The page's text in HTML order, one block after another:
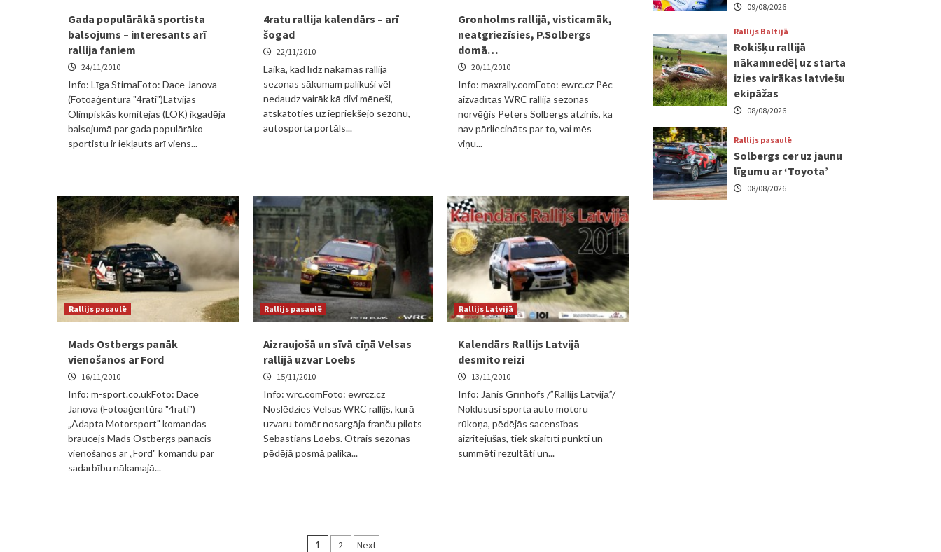
Gada populārākā sportista
balsojums – interesants arī
rallija faniem
24/11/2010
Info: Līga StirnaFoto: Dace Janova
(Fotoaģentūra "4rati")Latvijas
Olimpiskās komitejas (LOK) ikgadēja
balsojumā par gada populārāko
sportistu ir iekļauts arī viens...
4ratu rallija kalendārs – arī
šogad
22/11/2010
Laikā, kad līdz nākamās rallija
sezonas sākumam palikuši vēl
nedaudz vairāk kā divi mēneši,
atskatoties uz iepriekšējo sezonu,
autosporta portāls...
Gronholms rallijā, visticamāk,
neatgriezīsies, P.Solbergs
domā…
20/11/2010
Info: maxrally.comFoto: ewrc.cz Pēc
aizvadītās WRC rallija sezonas
norvēģis Peters Solbergs atzinis, ka
nav pārliecināts par to, vai mēs
viņu...
Rallijs pasaulē
Mads Ostbergs panāk
vienošanos ar Ford
16/11/2010
Info: m-sport.co.ukFoto: Dace
Janova (Fotoaģentūra "4rati")
„Adapta Motorsport" komandas
braucējs Mads Ostbergs panācis
vienošanos ar „Ford" komandu par
sadarbību nākamajā...
Rallijs pasaulē
Aizraujošā un sīvā cīņā Velsas
rallijā uzvar Loebs
15/11/2010
Info: wrc.comFoto: ewrcz.cz
Noslēdzies Velsas WRC rallijs, kurā
uzvaru tomēr nosargāja franču pilots
Sebastians Loebs. Otrais sezonas
pēdējā posmā palika...
Rallijs Latvijā
Kalendārs Rallijs Latvijā
desmito reizi
13/11/2010
Info: Jānis Grīnhofs /”Rallijs Latvijā”/
Noklususi sporta auto motoru
rūkoņa, pēdējās sacensības
aizritējušas, tiek skaitīti punkti un
summēti rezultāti un...
Ziņu
1 2 Next
09/08/2026
Rallijs Baltijā
Rokišķu rallijā
nākamnedēļ uz starta
izies vairākas latviešu
ekipāžas
08/08/2026
Rallijs pasaulē
Solbergs cer uz jaunu
līgumu ar ‘Toyota’
08/08/2026